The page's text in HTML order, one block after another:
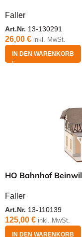
Faller
Art.Nr. 13-130291
26,00 € inkl. MwSt.
IN DEN WARENKORB
HO Bahnhof Beinwil
Faller
Art.Nr. 13-110139
125,00 € inkl. MwSt.
IN DEN WARENKORB